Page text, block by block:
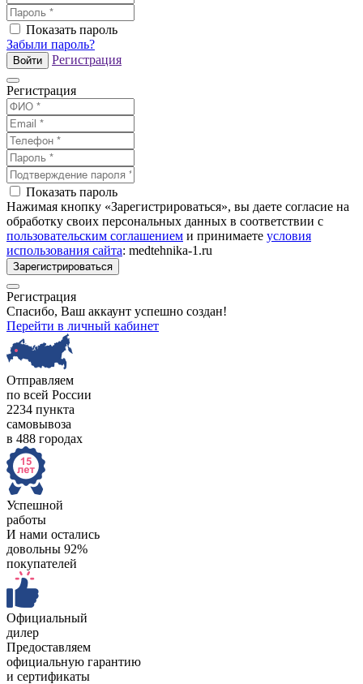
Показать пароль
Забыли пароль?
Войти Регистрация
Регистрация
Показать пароль
Нажимая кнопку «Зарегистрироваться», вы даете согласие на
обработку своих персональных данных в соответствии с
пользовательским соглашением и принимаете условия
использования сайта: medtehnika-1.ru
Зарегистрироваться
Регистрация
Спасибо, Ваш аккаунт успешно создан!
Перейти в личный кабинет
Отправляем
по всей России
2234 пункта
самовывоза
в 488 городах
Успешной
работы
И нами остались
довольны 92%
покупателей
Официальный
дилер
Предоставляем
официальную гарантию
и сертификаты